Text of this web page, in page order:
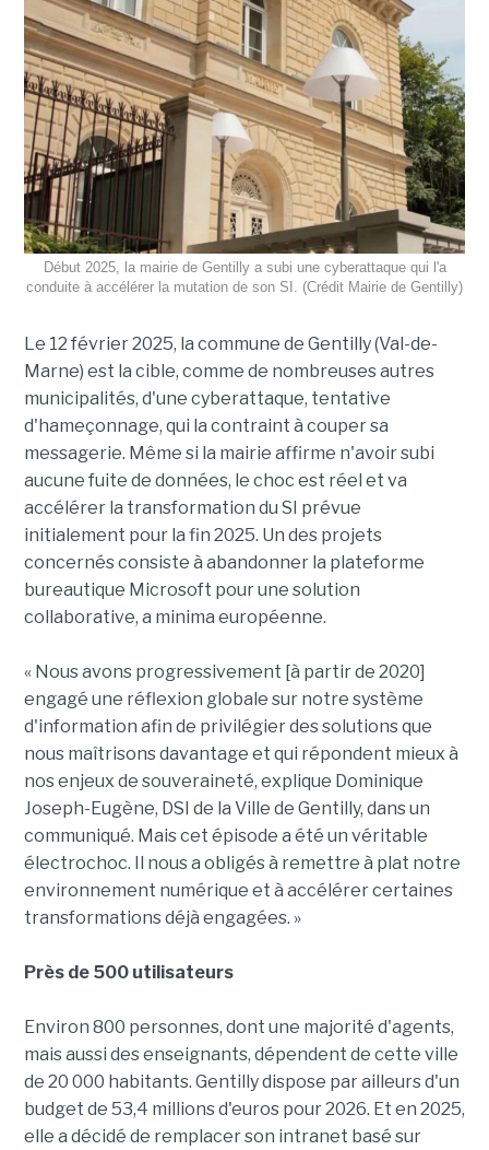
Début 2025, la mairie de Gentilly a subi une cyberattaque qui l'a
conduite à accélérer la mutation de son SI. (Crédit Mairie de Gentilly)
Le 12 février 2025, la commune de Gentilly (Val-de-
Marne) est la cible, comme de nombreuses autres
municipalités, d'une cyberattaque, tentative
d'hameçonnage, qui la contraint à couper sa
messagerie. Même si la mairie affirme n'avoir subi
aucune fuite de données, le choc est réel et va
accélérer la transformation du SI prévue
initialement pour la fin 2025. Un des projets
concernés consiste à abandonner la plateforme
bureautique Microsoft pour une solution
collaborative, a minima européenne.
« Nous avons progressivement [à partir de 2020]
engagé une réflexion globale sur notre système
d'information afin de privilégier des solutions que
nous maîtrisons davantage et qui répondent mieux à
nos enjeux de souveraineté, explique Dominique
Joseph-Eugène, DSI de la Ville de Gentilly, dans un
communiqué. Mais cet épisode a été un véritable
électrochoc. Il nous a obligés à remettre à plat notre
environnement numérique et à accélérer certaines
transformations déjà engagées. »
Près de 500 utilisateurs
Environ 800 personnes, dont une majorité d'agents,
mais aussi des enseignants, dépendent de cette ville
de 20 000 habitants. Gentilly dispose par ailleurs d'un
budget de 53,4 millions d'euros pour 2026. Et en 2025,
elle a décidé de remplacer son intranet basé sur